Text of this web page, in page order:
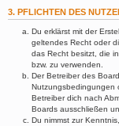
3. PFLICHTEN DES
Du erklärst mit der
geltendes Recht oder
das Recht besitzt, die
bzw. zu verwenden.
Der Betreiber des
Nutzungsbedingungen
Betreiber dich nach
Boards ausschließen
Du nimmst zur